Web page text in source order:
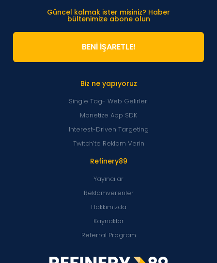
Refinery89
Yayıncılar
Reklamverenler
Hakkımızda
Kaynaklar
Referral Program
Biz ne yapıyoruz
Single Tag- Web Gelirleri
Monetize App SDK
Interest-Driven Targeting
Twitch’te Reklam Verin
Güncel kalmak ister misiniz? Haber
bültenimize abone olun
BENİ İŞARETLE!